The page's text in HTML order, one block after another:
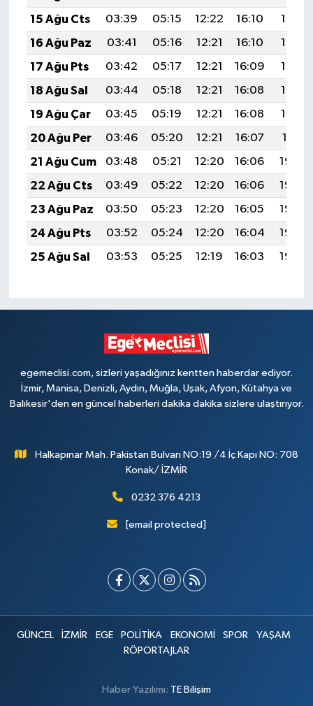
15 Ağu Cts
03:39 05:15 12:22 16:10
19:18
16 Ağu Paz
03:41 05:16 12:21 16:10
19:17
17 Ağu Pts
03:42 05:17 12:21 16:09
19:15
18 Ağu Sal
03:44 05:18 12:21 16:08
19:14
19 Ağu Çar
03:45 05:19 12:21 16:08
19:12
20 Ağu Per
03:46 05:20 12:21 16:07
19:11
21 Ağu Cum
03:48 05:21 12:20 16:06
19:09
22 Ağu Cts
03:49 05:22 12:20 16:06
19:08
23 Ağu Paz
03:50 05:23 12:20 16:05
19:06
24 Ağu Pts
03:52 05:24 12:20 16:04
19:05
25 Ağu Sal
03:53 05:25 12:19 16:03 19:03
egemeclisi.com, sizleri yaşadığınız kentten haberdar ediyor.
İzmir, Manisa, Denizli, Aydın, Muğla, Uşak, Afyon, Kütahya ve
Balıkesir'den en güncel haberleri dakika dakika sizlere ulaştırıyor.
Halkapınar Mah. Pakistan Bulvarı NO:19 /4 İç Kapı NO: 708
Konak/ İZMİR
0232 376 4213
[email protected]
GÜNCEL İZMİR EGE POLİTİKA EKONOMİ SPOR
YAŞAM
RÖPORTAJLAR
Haber Yazılımı: TE Bilişim